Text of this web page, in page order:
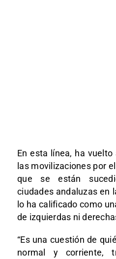
En esta línea, ha
las movilizaciones por
que se están
ciudades andaluzas en
lo ha calificado como
de izquierdas ni
“Es una cuestión de
normal y corriente,